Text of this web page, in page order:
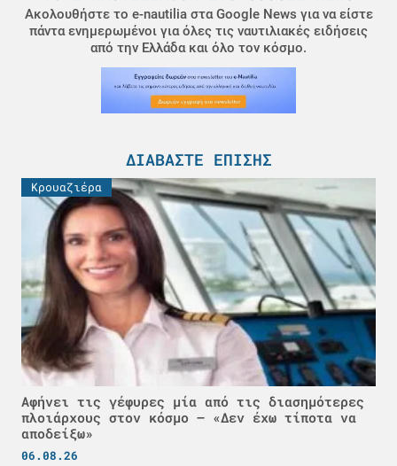
Ακολουθήστε το e-nautilia στα Google News για να είστε
πάντα ενημερωμένοι για όλες τις ναυτιλιακές ειδήσεις
από την Ελλάδα και όλο τον κόσμο.
ΔΙΑΒΆΣΤΕ ΕΠΊΣΗΣ
Κρουαζιέρα
Αφήνει τις γέφυρες μία από τις διασημότερες
πλοιάρχους στον κόσμο – «Δεν έχω τίποτα να
αποδείξω»
06.08.26